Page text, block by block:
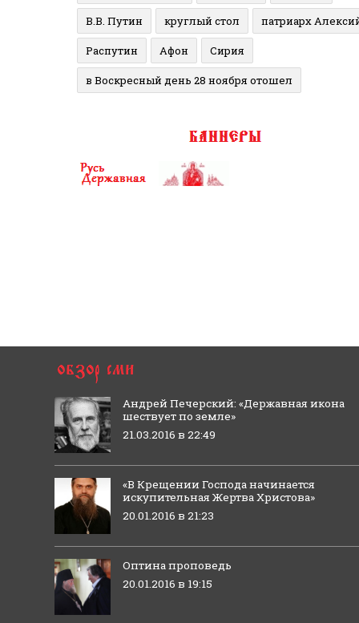
В.В. Путин круглый стол патриарх
Распутин Афон Сирия
в Воскресный день 28 ноября отошел
Андрей Печерский: «Державная икона
шествует по земле»
21.03.2016 в 22:49
«В Крещении Господа начинается
искупительная Жертва Христова»
20.01.2016 в 21:23
Оптина проповедь
20.01.2016 в 19:15